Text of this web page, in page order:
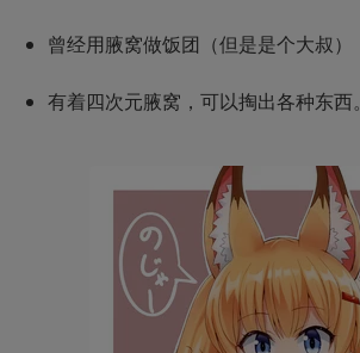
曾经用腋窝做饭团（但是是个大叔）
有着四次元腋窝，可以掏出各种东西。